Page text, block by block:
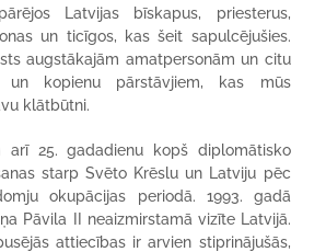
Latvijas bīskapus, priesterus,
un ticīgos, kas šeit sapulcējušies.
augstākajām amatpersonām un citu
un kopienu pārstāvjiem, kas mūs
klātbūtni.
arī 25. gadadienu kopš diplomātisko
starp Svēto Krēslu un Latviju pēc
okupācijas periodā. 1993. gadā
Pāvila II neaizmirstamā vizīte Latvijā.
attiecības ir arvien stiprinājušās,